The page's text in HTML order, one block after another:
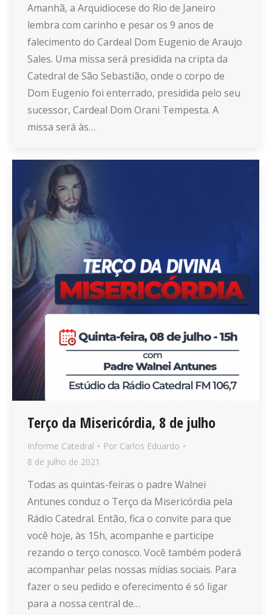
Amanhã, a Arquidiocese do Rio de Janeiro
lembra com carinho e pesar os 9 anos de
falecimento do Cardeal Dom Eugenio de Araujo
Sales. Uma missa será presidida na cripta da
Catedral de São Sebastião, onde o corpo de
Dom Eugenio foi enterrado, presidida pelo seu
sucessor, Cardeal Dom Orani Tempesta. A
missa será às…
Terço da Misericórdia, 8 de julho
Informe Catedral Por Carlos Eduardo
8 de julho de 2021
Todas as quintas-feiras o padre Walnei
Antunes conduz o Terço da Misericórdia pela
Rádio Catedral. Então, fica o convite para que
você hoje, às 15h, acompanhe e participe
rezando o terço conosco. Você também poderá
acompanhar pelas nossas mídias sociais. Para
fazer o seu pedido e oferecimento é só ligar
para a nossa central de…